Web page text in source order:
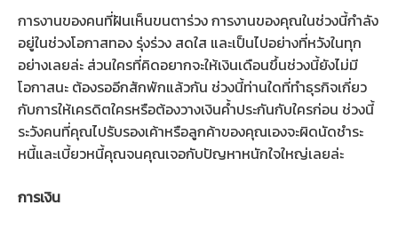
การงานของคนที่ฝันเห็นขนตาร่วง การงานของคุณในช่วงนี้กำลัง
อยู่ในช่วงโอกาสทอง รุ่งร่วง สดใส และเป็นไปอย่างที่หวังในทุก
อย่างเลยล่ะ ส่วนใครที่คิดอยากจะให้เงินเดือนขึ้นช่วงนี้ยังไม่มี
โอกาสนะ ต้องรออีกสักพักแล้วกัน ช่วงนี้ท่านใดที่ทำธุรกิจเกี่ยว
กับการให้เครดิตใครหรือต้องวางเงินค้ำประกันกับใครก่อน ช่วงนี้
ระวังคนที่คุณไปรับรองเค้าหรือลูกค้าของคุณเองจะผิดนัดชำระ
หนี้และเบี้ยวหนี้คุณจนคุณเจอกับปัญหาหนักใจใหญ่เลยล่ะ
การเงิน